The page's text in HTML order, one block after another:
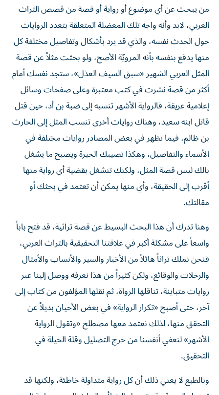
من يبحث عن أي موضوع أو رواية أو قصة من قصص التراث
العربي، لابد وأنه واجه تلك المعضلة المتعلقة بتعدد الروايات
حول الحدث نفسه، والذي قد يرد بأشكال وتفاصيل مختلفة كل
منها يدفع بنفسه بأنه المرويّة الأصح، ولو بحثت مثلاً عن قصة
المثل العربي الشهير «سبق السيف العذل»، ستجد نفسك أمام
أكثر من قصة نشرت في كتب معتبرة وعلى صفحات وسائل
إعلامية عريقة، فالرواية الأشهر تنسبه إلى ضبة بن أد، حين قتل
قاتل ابنه سعيد، وهناك روايات أخرى تنسب المثل إلى الحارث
بن ظالم، فيما تظهر في بعض المصادر روايات مختلفة في
الأسماء والتفاصيل، وهكذا تصيبك الحيرة ويصبح ما يشغل
بالك ليس قصة المثل، ولكنك تنشغل بقضية أي رواية منها
أقرب إلى الحقيقة، وأي منها يمكن أن تعتمد في بحثك أو
مقالتك.
وهنا تدرك أن هذا البحث البسيط عن قصة تراثية، قد فتح باباً
واسعاً على مشكلة أكبر في علاقتنا التحقيقية بالتراث العربي،
فنحن نملك تراثاً هائلاً من الأخبار والسير والأنساب والأمثال
والرحلات والوقائع، ولكن كثيراً من هذا نعرفه ووصل إلينا عبر
روايات متباينة، تناقلها الرواة، ثم نقلها المؤلفون من كتاب إلى
آخر، حتى أصبح «تكرار الرواية» في بعض الأحيان بديلاً عن
التحقق منها، لذلك نعتمد معها مصطلح «وتقول الرواية
الأشهر» لنعفي أنفسنا من حرج التضليل وقلة الحيلة في
التحقيق.
وبالطبع لا يعني ذلك أن كل رواية متداولة خاطئة، ولكنها قد